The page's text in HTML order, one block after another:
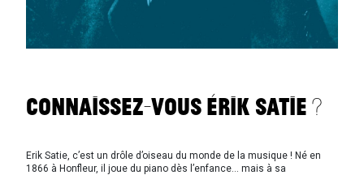
Connaissez-vous Érik Satie ?
Erik Satie, c’est un drôle d’oiseau du monde de la musique ! Né en
1866 à Honfleur, il joue du piano dès l’enfance… mais à sa